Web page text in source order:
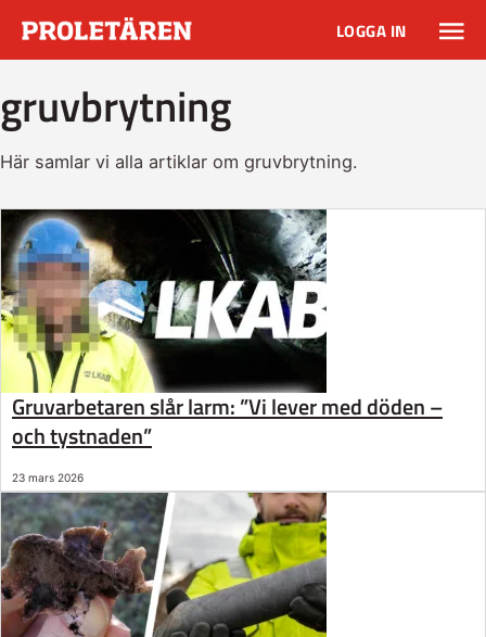
LOGGA IN
gruvbrytning
Här samlar vi alla artiklar om gruvbrytning.
Gruvarbetaren slår larm: ”Vi lever med döden –
och tystnaden”
23 mars 2026